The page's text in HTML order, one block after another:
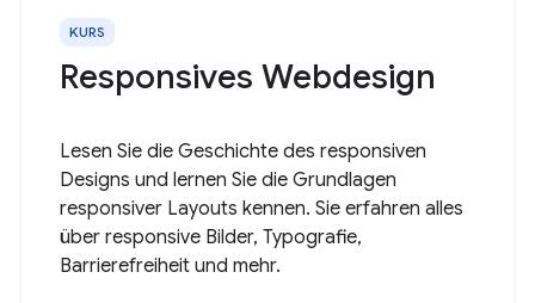
KURS
Responsives Webdesign
Lesen Sie die Geschichte des responsiven
Designs und lernen Sie die Grundlagen
responsiver Layouts kennen. Sie erfahren alles
über responsive Bilder, Typografie,
Barrierefreiheit und mehr.